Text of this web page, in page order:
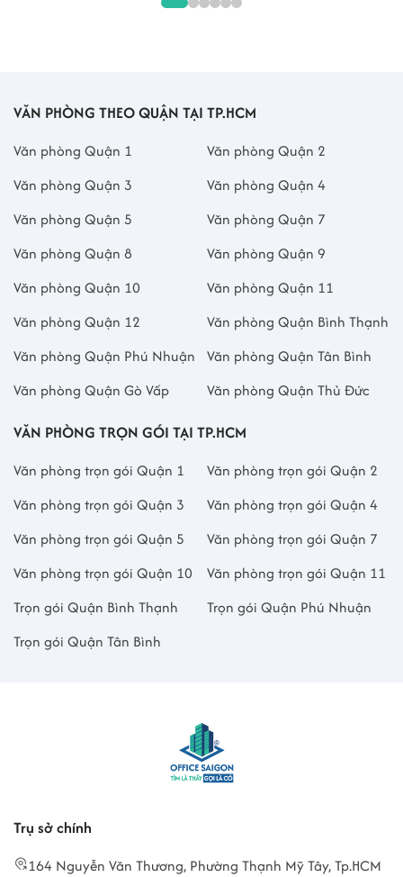
VĂN PHÒNG THEO QUẬN TẠI TP.HCM
Văn phòng Quận 1
Văn phòng Quận 2
Văn phòng Quận 3
Văn phòng Quận 4
Văn phòng Quận 5
Văn phòng Quận 7
Văn phòng Quận 8
Văn phòng Quận 9
Văn phòng Quận 10
Văn phòng Quận 11
Văn phòng Quận 12
Văn phòng Quận Bình Thạnh
Văn phòng Quận Phú Nhuận
Văn phòng Quận Tân Bình
Văn phòng Quận Gò Vấp
Văn phòng Quận Thủ Đức
VĂN PHÒNG TRỌN GÓI TẠI TP.HCM
Văn phòng trọn gói Quận 1
Văn phòng trọn gói Quận 2
Văn phòng trọn gói Quận 3
Văn phòng trọn gói Quận 4
Văn phòng trọn gói Quận 5
Văn phòng trọn gói Quận 7
Văn phòng trọn gói Quận 10
Văn phòng trọn gói Quận 11
Trọn gói Quận Bình Thạnh
Trọn gói Quận Phú Nhuận
Trọn gói Quận Tân Bình
Trụ sở chính
164 Nguyễn Văn Thương, Phường Thạnh Mỹ Tây, Tp.HCM